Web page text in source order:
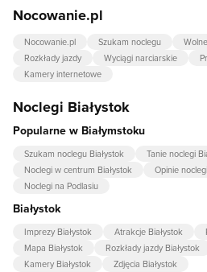
kategorii:ośrodki kultury
Nocowanie.pl
Nocowanie.pl Szukam noclegu
Rozkłady jazdy
Wyciągi narciarskie
Kamery internetowe
Noclegi Białystok
Popularne w Białymstoku
Szukam noclegu Białystok
Tanie noclegi
Noclegi w centrum Białystok
Opinie
Noclegi na Podlasiu
Białystok
Imprezy Białystok Atrakcje Białystok
Mapa Białystok
Rozkłady jazdy Białystok
Kamery Białystok
Zdjęcia Białystok